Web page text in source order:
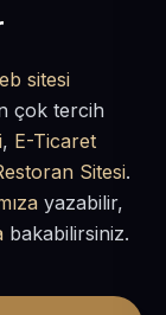
sitesi
çok tercih
, E-Ticaret
Sitesi.
yazabilir,
bakabilirsiniz.